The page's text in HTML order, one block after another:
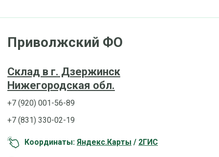
Приволжский ФО
Склад в г. Дзержинск
Нижегородская обл.
+7 (920) 001-56-89
+7 (831) 330-02-19
Координаты: Яндекс.Карты / 2ГИС